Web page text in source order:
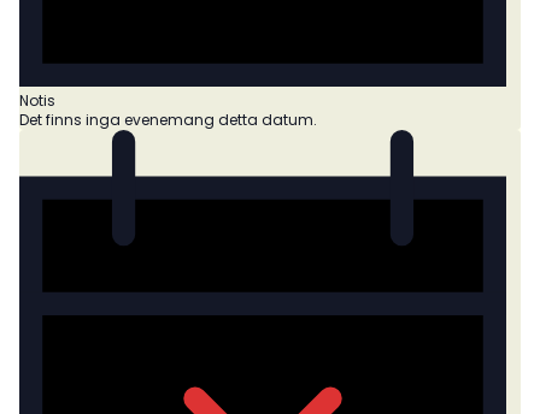
Notis
Det finns inga evenemang detta datum.